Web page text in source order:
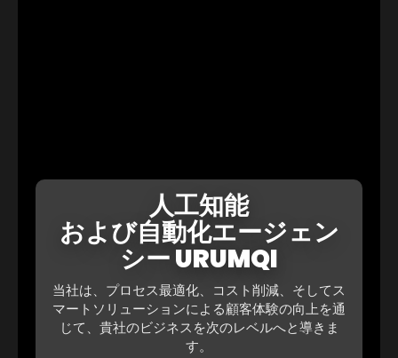
人工知能
および自動化エージェン
シー URUMQI
当社は、プロセス最適化、コスト削減、そしてス
マートソリューションによる顧客体験の向上を通
じて、貴社のビジネスを次のレベルへと導きま
す。